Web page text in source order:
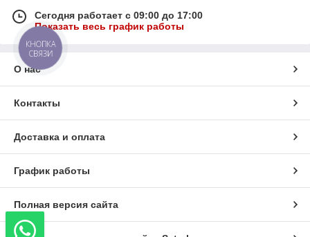
Сегодня работает с 09:00 до 17:00
Показать весь график работы
О нас
Контакты
Доставка и оплата
График работы
Полная версия сайта
КНОПКА
СВЯЗИ